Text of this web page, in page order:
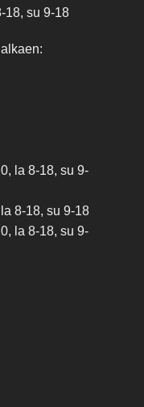
18, su 9-18
la 8-18, su 9-
8-18, su 9-18
la 8-18, su 9-